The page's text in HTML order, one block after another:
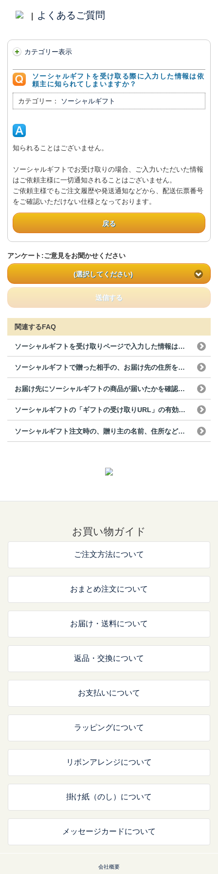
よくあるご質問
カテゴリー表示
ソーシャルギフトを受け取る際に入力した情報は依
頼主に知られてしまいますか？
カテゴリー： ソーシャルギフト
知られることはございません。
ソーシャルギフトでお受け取りの場合、ご入力いただいた情報
はご依頼主様に一切通知されることはございません。
ご依頼主様でもご注文履歴や発送通知などから、配送伝票番号
をご確認いただけない仕様となっております。
戻る
アンケート:ご意見をお聞かせください
(選択してください)
送信する
関連するFAQ
ソーシャルギフトを受け取りページで入力した情報は依頼主...
ソーシャルギフトで贈った相手の、お届け先の住所を教えて...
お届け先にソーシャルギフトの商品が届いたかを確認するこ...
ソーシャルギフトの「ギフトの受け取りURL」の有効期限...
ソーシャルギフト注文時の、贈り主の名前、住所などは相手...
お買い物ガイド
ご注文方法について
おまとめ注文について
お届け・送料について
返品・交換について
お支払いについて
ラッピングについて
リボンアレンジについて
掛け紙（のし）について
メッセージカードについて
会社概要